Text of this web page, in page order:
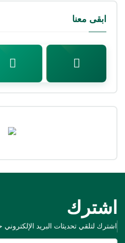
ابقى معنا
اشترك
اشترك لتلقي تحديثات البريد